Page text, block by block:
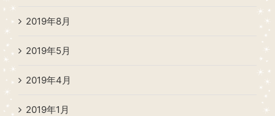
2019年8月
2019年5月
2019年4月
2019年1月